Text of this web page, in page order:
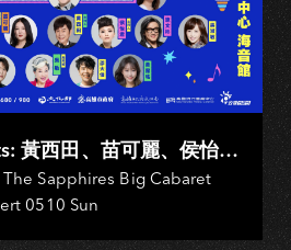
黃西田、苗可麗、侯怡
葉啟田、鳥來
、王彩樺、王瑞霞、吳
施文彬、邵大倫、曹雅
Sapphires Big Cabaret
0510 Sun